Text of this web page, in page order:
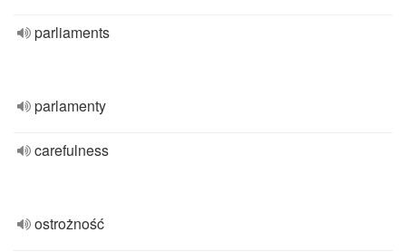
parliaments
parlamenty
carefulness
ostrożność